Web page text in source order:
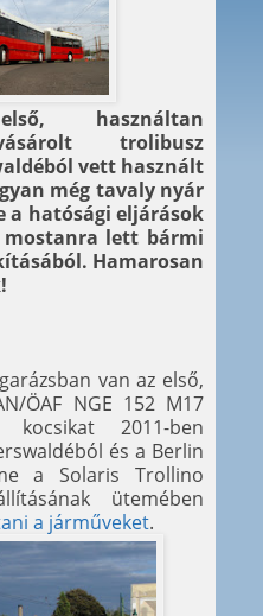
használtan
trolibusz
vett használt
még tavaly nyár
a hatósági eljárások
mostanra lett bármi
Hamarosan
van az első,
ÖAF NGE 152 M17
2011-ben
és a Berlin
a Solaris Trollino
ütemében
a járműveket.